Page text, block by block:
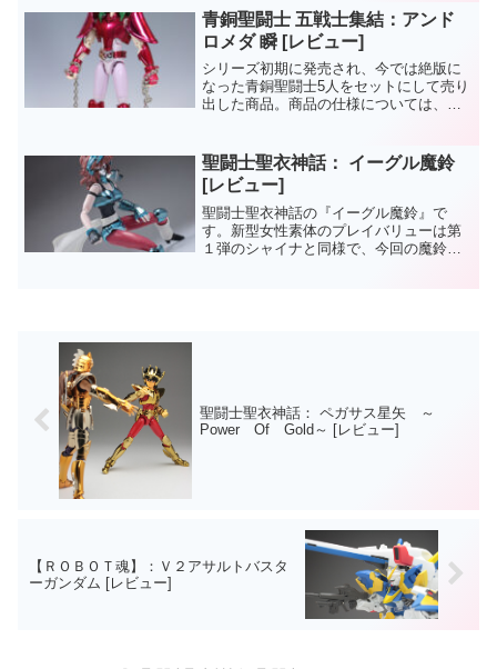
のカミュのフィギュアも発売されたり
と、カミュづくしで感動...
青銅聖闘士 五戦士集結：アンド
ロメダ 瞬 [レビュー]
シリーズ初期に発売され、今では絶版に
なった青銅聖闘士5人をセットにして売り
出した商品。商品の仕様については、同
聖闘士聖衣神話： イーグル魔鈴
[レビュー]
聖闘士聖衣神話の『イーグル魔鈴』で
す。新型女性素体のプレイバリューは第
１弾のシャイナと同様で、今回の魔鈴も
聖闘士聖衣神話： ペガサス星矢 ～
Power Of Gold～ [レビュー]
【ＲＯＢＯＴ魂】：Ｖ２アサルトバスタ
ーガンダム [レビュー]